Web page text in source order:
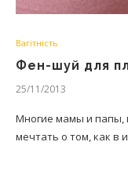
Вагітність
Фен-шуй для
25/11/2013
Многие мамы и папы,
мечтать о том, как в